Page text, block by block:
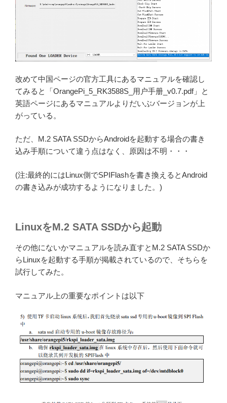
改めて中国ページの官方工具にあるマニュアルを確認し
てみると「OrangePi_5_RK3588S_用户手册_v0.7.pdf」と
英語ページにあるマニュアルよりだいぶバージョンが上
がっている。
ただ、M.2 SATA SSDからAndroidを起動する場合の書き
込み手順について違う点はなく、原因は不明・・・
(注:最終的にはLinux側でSPIFlashを書き換えるとAndroid
の書き込みが成功するようになりました。)
LinuxをM.2 SATA SSDから起動
その他にないかマニュアルを読み直すとM.2 SATA SSDか
らLinuxを起動する手順が掲載されているので、そちらを
試行してみた。
マニュアル上の重要なポイントは以下